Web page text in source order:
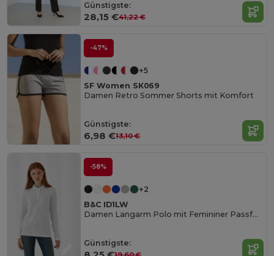
Günstigste:
28,15 €41,22 €
-47%
+5
SF Women SK069
Damen Retro Sommer Shorts mit Komfort
Günstigste:
6,98 €13,10 €
-58%
+2
B&C ID1LW
Damen Langarm Polo mit Femininer Passform
Günstigste: